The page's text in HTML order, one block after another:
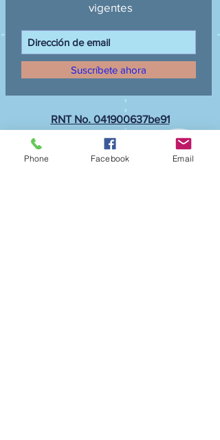
vigentes
Suscríbete ahora
RNT No. 041900637be91
(81) 1103-0365
Whatsapp.81-2071-8478
contacto@viajeslandia.com
Phone Facebook Email